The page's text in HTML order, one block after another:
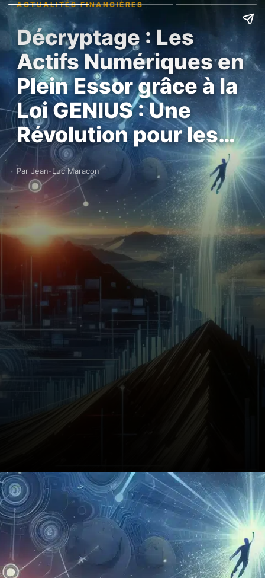
ACTUALITÉS FINANCIÈRES
Décryptage : Les
Actifs Numériques en
Plein Essor grâce à la
Loi GENIUS : Une
Révolution pour les…
Par Jean-Luc Maracon